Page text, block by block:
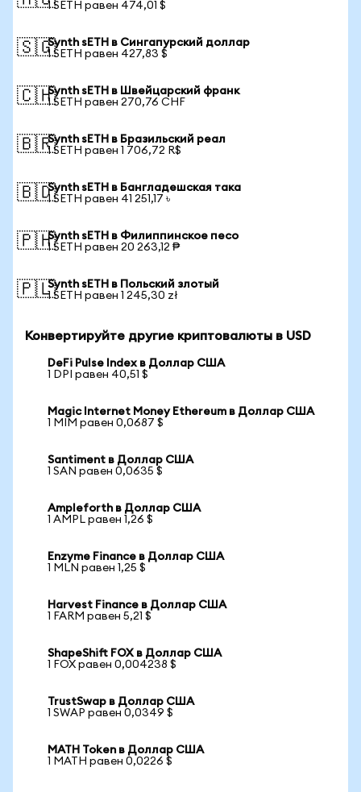
1 SETH равен 474,01 $
🇸🇬Synth sETH в Сингапурский доллар
1 SETH равен 427,83 $
🇨🇭Synth sETH в Швейцарский франк
1 SETH равен 270,76 CHF
🇧🇷Synth sETH в Бразильский реал
1 SETH равен 1 706,72 R$
🇧🇩Synth sETH в Бангладешская така
1 SETH равен 41 251,17 ৳
🇵🇭Synth sETH в Филиппинское песо
1 SETH равен 20 263,12 ₱
🇵🇱Synth sETH в Польский злотый
1 SETH равен 1 245,30 zł
Конвертируйте другие криптовалюты в USD
DeFi Pulse Index в Доллар США
1 DPI равен 40,51 $
Magic Internet Money Ethereum в Доллар США
1 MIM равен 0,0687 $
Santiment в Доллар США
1 SAN равен 0,0635 $
Ampleforth в Доллар США
1 AMPL равен 1,26 $
Enzyme Finance в Доллар США
1 MLN равен 1,25 $
Harvest Finance в Доллар США
1 FARM равен 5,21 $
ShapeShift FOX в Доллар США
1 FOX равен 0,004238 $
TrustSwap в Доллар США
1 SWAP равен 0,0349 $
MATH Token в Доллар США
1 MATH равен 0,0226 $